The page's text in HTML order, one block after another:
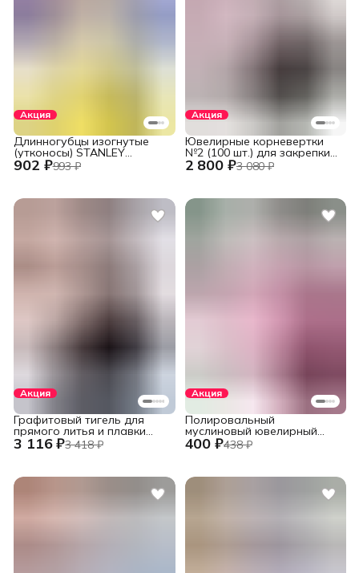
Акция
902 ₽993 ₽
Длинногубцы изогнутые
(утконосы) STANLEY
DYNAGRIP STHT84071-8-23
Акция
2 800 ₽3 080 ₽
Ювелирные корневертки
№2 (100 шт.) для закрепки
вставок
Акция
3 116 ₽3 418 ₽
Графитовый тигель для
прямого литья и плавки
металлов в печах
установок INDUTHERM
V245/H120/78
Акция
400 ₽438 ₽
Полировальный
муслиновый ювелирный
круг фиолетовый 152 мм.,
60 слоев